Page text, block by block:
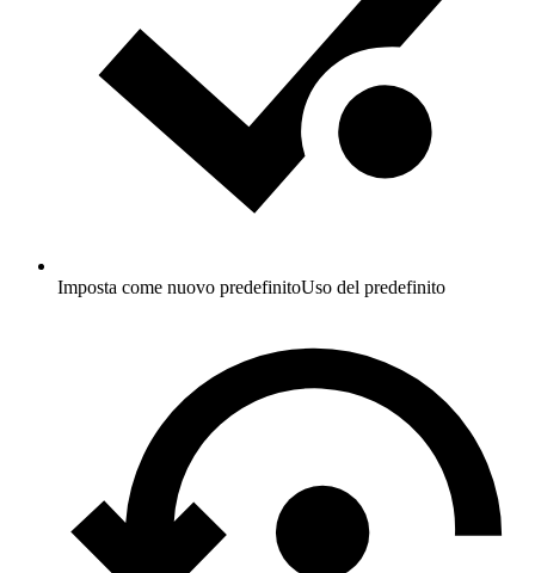
Imposta come nuovo predefinitoUso del predefinito